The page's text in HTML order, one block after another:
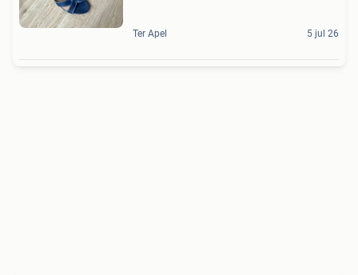
Ter Apel 5 jul 26